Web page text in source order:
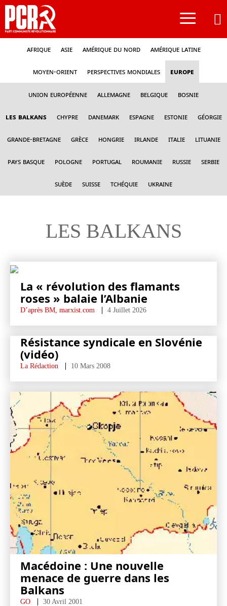
≡
Afrique Asie Amérique du nord Amérique latine
Moyen-Orient Perspectives mondiales Europe
Union Européenne Allemagne Belgique Bosnie
Les Balkans Chypre Danemark Espagne Estonie Géorgie
Grande-Bretagne Grèce Hongrie Irlande Italie Lituanie
Pays Basque Pologne Portugal Roumanie Russie Serbie
Suède Suisse Tchéquie Ukraine
LES BALKANS
La « révolution des flamants
roses » balaie l’Albanie
D’après BM, marxist.com 4 Juillet 2026
Résistance syndicale en Slovénie
(vidéo)
La Rédaction 10 Mars 2008
Macédoine : Une nouvelle
menace de guerre dans les
Balkans
GO 30 Avril 2001